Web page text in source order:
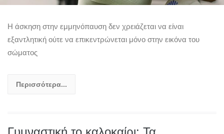
Η άσκηση στην εμμηνόπαυση δεν χρειάζεται να είναι
εξαντλητική ούτε να επικεντρώνεται μόνο στην εικόνα του
σώματος
Περισσότερα...